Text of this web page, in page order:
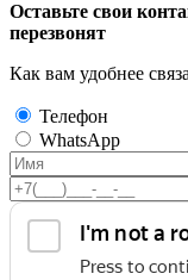
Оставьте свои
перезвонят
Как вам удобнее
Телефон
WhatsApp